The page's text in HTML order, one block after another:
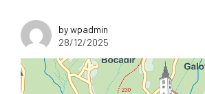
by wpadmin
28/12/2025